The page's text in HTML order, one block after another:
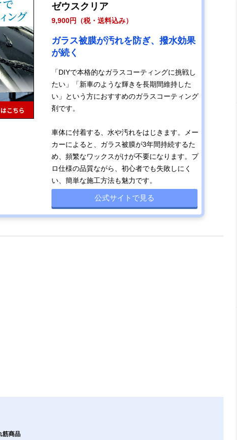
ゼウスクリア
9,900円（税・送料込み）
ガラス被膜が汚れを防ぎ、撥水効果
が続く
「DIYで本格的なガラスコーティングに挑戦し
たい」「新車のような輝きを長期間維持した
い」という方におすすめのガラスコーティング
剤です。
車体に付着する、水や汚れをはじきます。メー
カーによると、ガラス被膜が3年間持続するた
め、頻繁なワックスがけが不要になります。プ
ロ仕様の品質ながら、初心者でも失敗しにく
い、簡単な施工方法も魅力です。
公式サイトで見る
筋商品